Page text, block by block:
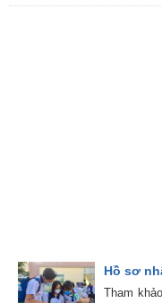
Hồ sơ
Tham